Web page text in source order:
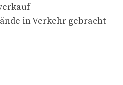
in Verkehr gebracht